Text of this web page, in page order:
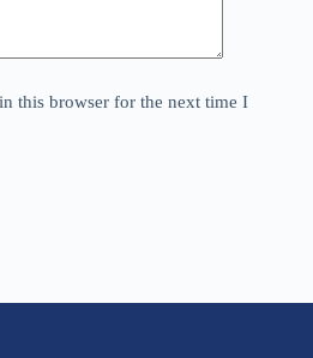
this browser for the next time I